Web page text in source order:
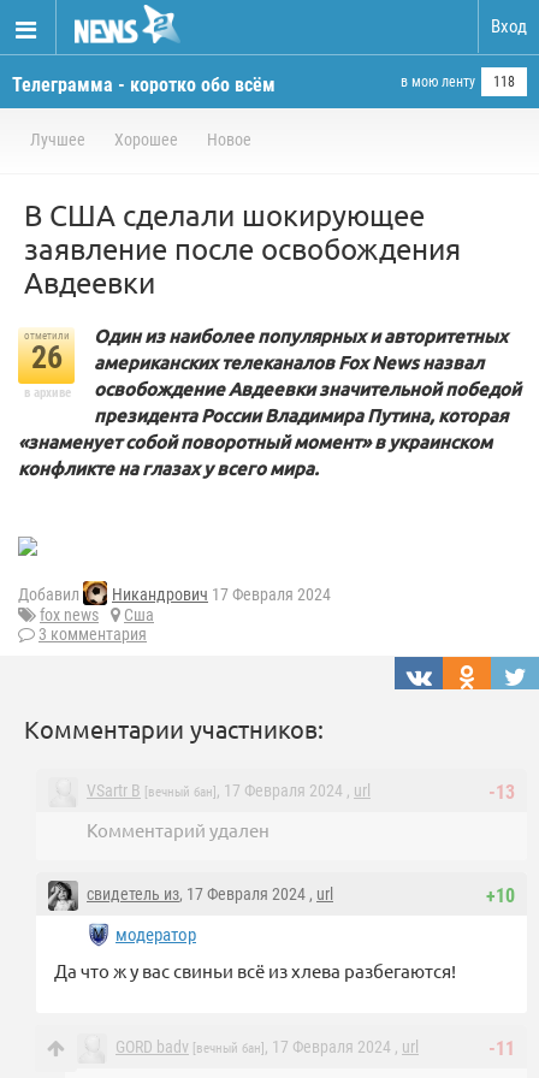
Вход
Телеграмма - коротко обо всём в мою ленту 118
Лучшее Хорошее Новое
В США сделали шокирующее
заявление после освобождения
Авдеевки
отметили
26
в архиве
Один из наиболее популярных и авторитетных
американских телеканалов Fox News назвал
освобождение Авдеевки значительной победой
президента России Владимира Путина, которая
«знаменует собой поворотный момент» в украинском
конфликте на глазах у всего мира.
Добавил Никандрович 17 Февраля 2024
fox news
Сша
3 комментария
Комментарии участников:
-13
VSartr B [вечный бан] , 17 Февраля 2024 , url
Комментарий удален
+10
свидетель из, 17 Февраля 2024 , url
модератор
Да что ж у вас свиньи всё из хлева разбегаются!
-11
GORD badv [вечный бан] , 17 Февраля 2024 , url